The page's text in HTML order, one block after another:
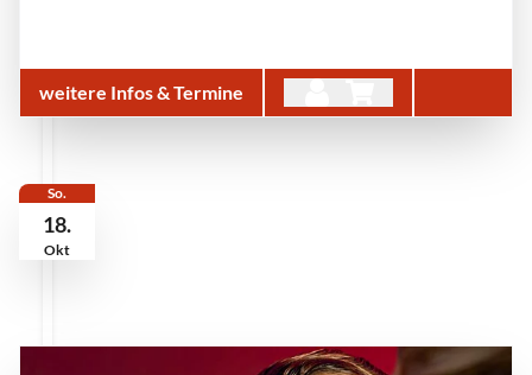
weitere Infos & Termine
So.
18.
Okt